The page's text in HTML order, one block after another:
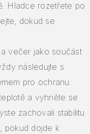
Hladce rozetřete po
dokud se
večer jako součást
následujte s
pro ochranu.
a vyhněte se
zachovali stabilitu
pokud dojde k